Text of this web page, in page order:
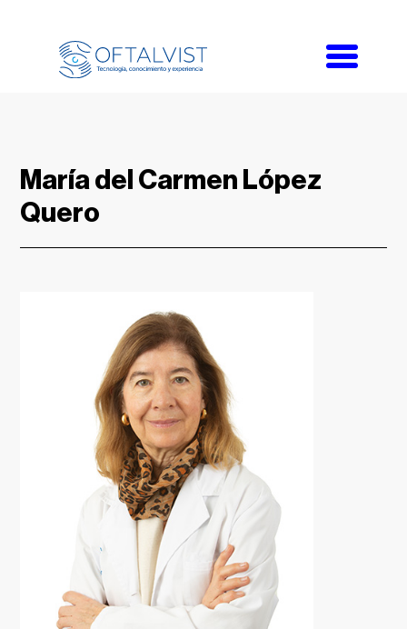
Toggle
María del Carmen López
Quero